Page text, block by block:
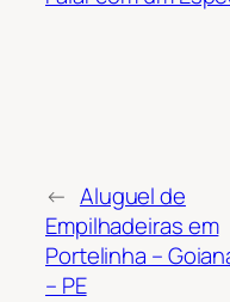
← Aluguel de
Empilhadeiras em
Portelinha –
– PE